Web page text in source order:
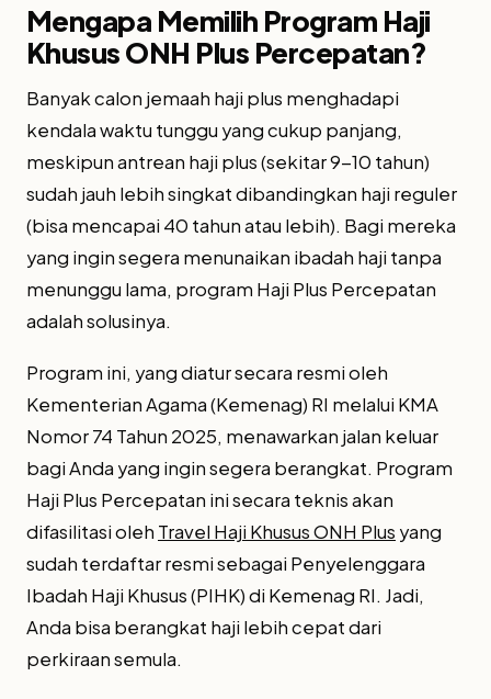
Mengapa Memilih Program Haji
Khusus ONH Plus Percepatan?
Banyak calon jemaah haji plus menghadapi
kendala waktu tunggu yang cukup panjang,
meskipun antrean haji plus (sekitar 9-10 tahun)
sudah jauh lebih singkat dibandingkan haji reguler
(bisa mencapai 40 tahun atau lebih). Bagi mereka
yang ingin segera menunaikan ibadah haji tanpa
menunggu lama, program Haji Plus Percepatan
adalah solusinya.
Program ini, yang diatur secara resmi oleh
Kementerian Agama (Kemenag) RI melalui KMA
Nomor 74 Tahun 2025, menawarkan jalan keluar
bagi Anda yang ingin segera berangkat. Program
Haji Plus Percepatan ini secara teknis akan
difasilitasi oleh Travel Haji Khusus ONH Plus yang
sudah terdaftar resmi sebagai Penyelenggara
Ibadah Haji Khusus (PIHK) di Kemenag RI. Jadi,
Anda bisa berangkat haji lebih cepat dari
perkiraan semula.